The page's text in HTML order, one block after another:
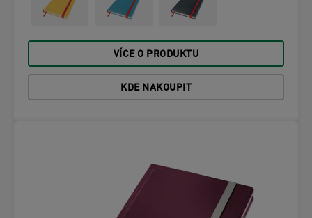
VÍCE O PRODUKTU
KDE NAKOUPIT